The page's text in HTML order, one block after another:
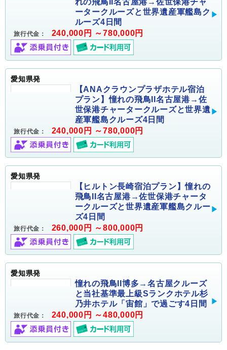
れの飛鳥II名古屋港→佐世保港チャ
ータークルーズと世界遺産軍艦島ク
ルーズ4日間
旅行代金： 240,000円 ～780,000円
愛知県発
【ANAクラウンプラザホテル宿泊
プラン】憧れの飛鳥II名古屋港→佐
世保港チャータークルーズと世界遺
産軍艦島クルーズ4日間
旅行代金： 240,000円 ～780,000円
愛知県発
【ヒルトン長崎宿泊プラン】憧れの
飛鳥II名古屋港→佐世保港チャータ
ークルーズと世界遺産軍艦島クルー
ズ4日間
旅行代金： 260,000円 ～800,000円
愛知県発
憧れの飛鳥II博多→名古屋クルーズ
と当社基準最上級Sランクホテル杉
乃井ホテル「宙館」で過ごす4日間
旅行代金： 240,000円 ～480,000円